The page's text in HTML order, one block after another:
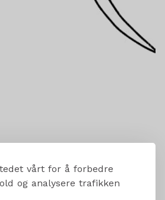
vårt for å forbedre
og analysere trafikken